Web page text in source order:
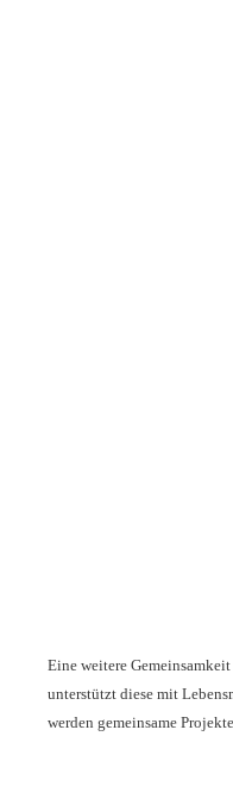
Eine weitere
unterstützt diese mit
werden gemeinsame